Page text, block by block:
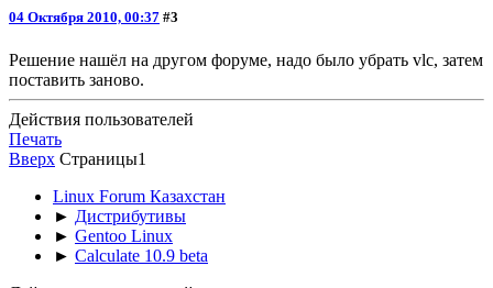
04 Октября 2010, 00:37 #3
Решение нашёл на другом форуме, надо было убрать vlc, затем
поставить заново.
Действия пользователей
Печать
Вверх Страницы1
Linux Forum Казахстан
► Дистрибутивы
► Gentoo Linux
► Calculate 10.9 beta